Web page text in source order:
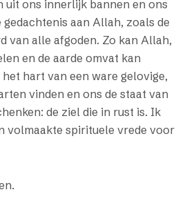
uit ons innerlijk bannen en ons
aan Allah, zoals de
van alle afgoden. Zo kan Allah,
en de aarde omvat kan
hart van een ware gelovige,
vinden en ons de staat van
de ziel die in rust is. Ik
volmaakte spirituele vrede voor